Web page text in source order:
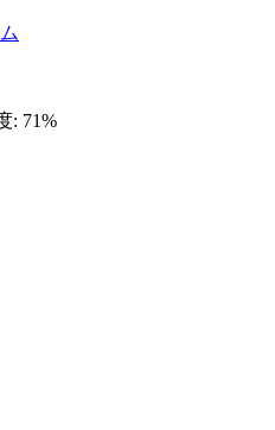
: 71%